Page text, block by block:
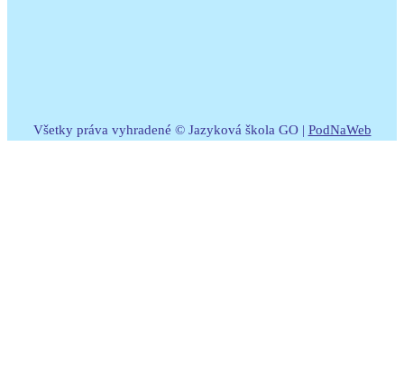
Všetky práva vyhradené © Jazyková škola GO | PodNaWeb